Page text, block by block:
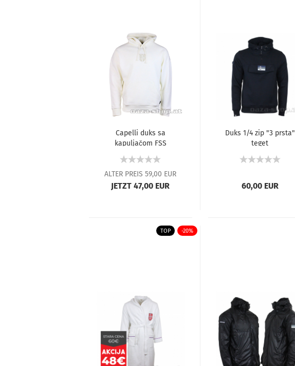
Capelli duks sa
kapuljačom FSS
ALTER PREIS 59,00 EUR
JETZT 47,00 EUR
Duks 1/4 zip "3 prsta"
teget
60,00 EUR
TOP -20%